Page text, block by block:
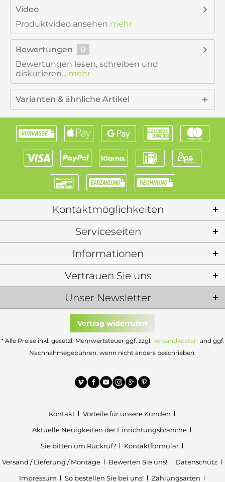
Video
Produktvideo ansehen mehr
Bewertungen
0
Bewertungen lesen, schreiben und
diskutieren... mehr
Varianten & ähnliche Artikel
Kontaktmöglichkeiten
Serviceseiten
Informationen
Unser Newsletter
Vertrauen Sie uns
Vertrag widerrufen
* Alle Preise inkl. gesetzl. Mehrwertsteuer ggf. zzgl. Versandkosten und ggf.
Nachnahmegebühren, wenn nicht anders beschrieben.
Kontakt
Vorteile für unsere Kunden
Aktuelle Neuigkeiten der Einrichtungsbranche
Sie bitten um Rückruf?
Kontaktformular
Versand / Lieferung / Montage
Bewerten Sie uns!
Datenschutz
Impressum
So bestellen Sie bei uns! Zahlungsarten